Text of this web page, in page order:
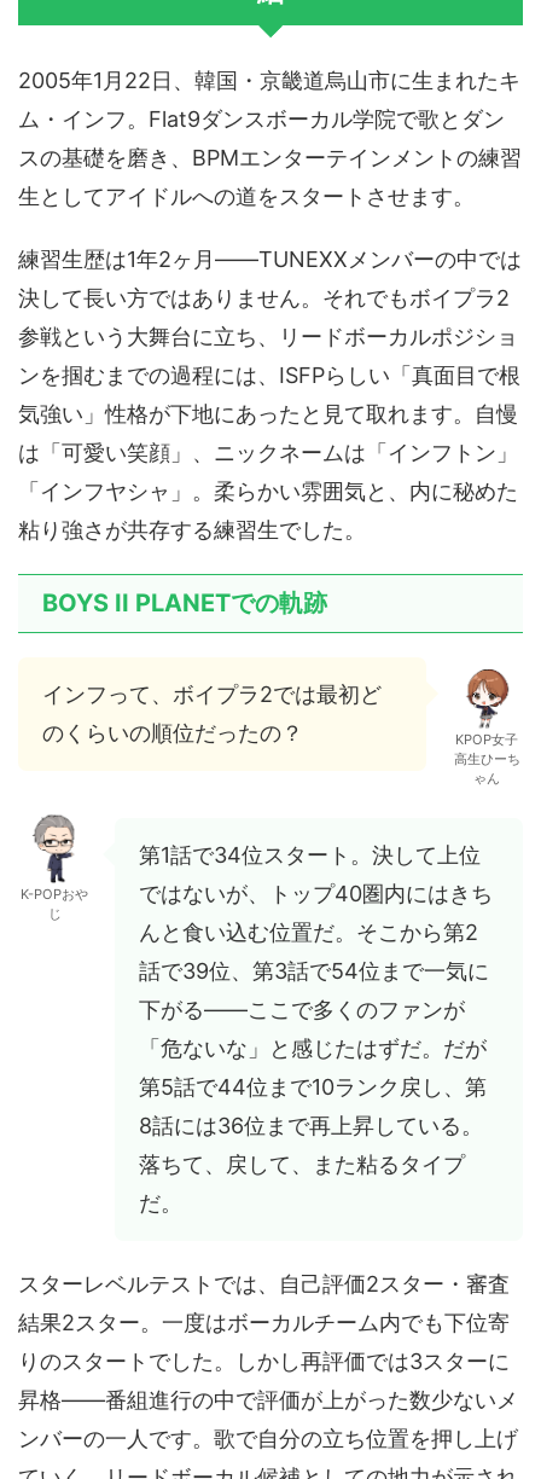
2005年1月22日、韓国・京畿道烏山市に生まれたキ
ム・インフ。Flat9ダンスボーカル学院で歌とダン
スの基礎を磨き、BPMエンターテインメントの練習
生としてアイドルへの道をスタートさせます。
練習生歴は1年2ヶ月——TUNEXXメンバーの中では
決して長い方ではありません。それでもボイプラ2
参戦という大舞台に立ち、リードボーカルポジショ
ンを掴むまでの過程には、ISFPらしい「真面目で根
気強い」性格が下地にあったと見て取れます。自慢
は「可愛い笑顔」、ニックネームは「インフトン」
「インフヤシャ」。柔らかい雰囲気と、内に秘めた
粘り強さが共存する練習生でした。
BOYS II PLANETでの軌跡
インフって、ボイプラ2では最初ど
のくらいの順位だったの？
KPOP女子
高生ひーち
ゃん
K-POPおや
じ
第1話で34位スタート。決して上位
ではないが、トップ40圏内にはきち
んと食い込む位置だ。そこから第2
話で39位、第3話で54位まで一気に
下がる——ここで多くのファンが
「危ないな」と感じたはずだ。だが
第5話で44位まで10ランク戻し、第
8話には36位まで再上昇している。
落ちて、戻して、また粘るタイプ
だ。
スターレベルテストでは、自己評価2スター・審査
結果2スター。一度はボーカルチーム内でも下位寄
りのスタートでした。しかし再評価では3スターに
昇格——番組進行の中で評価が上がった数少ないメ
ンバーの一人です。歌で自分の立ち位置を押し上げ